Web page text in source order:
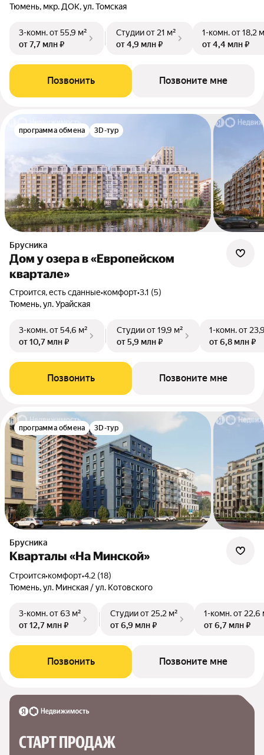
Тюмень, мкр. ДОК, ул. Томская
3-комн.от 55,9 м²
от 7,7 млн ₽
Студииот 21 м²
от 4,9 млн ₽
1-комн.от 18,2
от 4,4 млн ₽
Позвонить Позвоните мне
программа обмена 3D-тур
Брусника
Дом у озера в «Европейском
квартале»
Строится, есть сданные•комфорт•3.1 (5)
Тюмень, ул. Урайская
3-комн.от 54,6 м²
от 10,7 млн ₽
Студииот 19,9 м²
от 5,9 млн ₽
1-комн.от
от 6,8 млн ₽
Позвонить Позвоните мне
программа обмена 3D-тур
Брусника
Кварталы «На Минской»
Строится•комфорт•4.2 (18)
Тюмень, ул. Минская / ул. Котовского
3-комн.от 63 м²
от 12,7 млн ₽
Студииот 25,2 м²
от 6,9 млн ₽
1-комн.от 22,6
от 6,7 млн ₽
Позвонить Позвоните мне
СТАРТ ПРОДАЖ